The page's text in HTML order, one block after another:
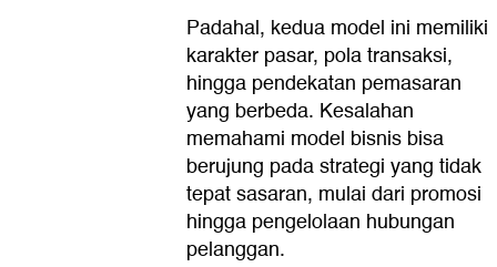
Padahal, kedua model ini memiliki
karakter pasar, pola transaksi,
hingga pendekatan pemasaran
yang berbeda. Kesalahan
memahami model bisnis bisa
berujung pada strategi yang tidak
tepat sasaran, mulai dari promosi
hingga pengelolaan hubungan
pelanggan.